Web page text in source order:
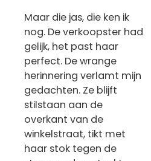
Maar die jas, die ken ik
nog. De verkoopster had
gelijk, het past haar
perfect. De wrange
herinnering verlamt mijn
gedachten. Ze blijft
stilstaan aan de
overkant van de
winkelstraat, tikt met
haar stok tegen de